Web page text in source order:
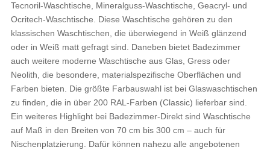
Tecnoril-Waschtische, Mineralguss-Waschtische, Geacryl- und
Ocritech-Waschtische. Diese Waschtische gehören zu den
klassischen Waschtischen, die überwiegend in Weiß glänzend
oder in Weiß matt gefragt sind. Daneben bietet Badezimmer
auch weitere moderne Waschtische aus Glas, Gress oder
Neolith, die besondere, materialspezifische Oberflächen und
Farben bieten. Die größte Farbauswahl ist bei Glaswaschtischen
zu finden, die in über 200 RAL-Farben (Classic) lieferbar sind.
Ein weiteres Highlight bei Badezimmer-Direkt sind Waschtische
auf Maß in den Breiten von 70 cm bis 300 cm – auch für
Nischenplatzierung. Dafür können nahezu alle angebotenen